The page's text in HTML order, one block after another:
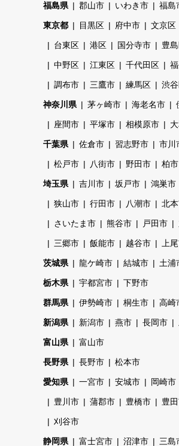
福島県 郡山市 いわき市 福島
東京都 目黒区 府中市 文京区
台東区 港区 国分寺市 豊
中野区 江東区 千代田区
調布市 三鷹市 練馬区 渋
神奈川県 茅ヶ崎市 海老名市
座間市 平塚市 相模原市
千葉県 佐倉市 習志野市 市川
松戸市 八街市 野田市 柏市
埼玉県 吉川市 坂戸市 鴻巣市
狭山市 行田市 八潮市 北
さいたま市 熊谷市 戸田市
三郷市 飯能市 越谷市 上
茨城県 龍ケ崎市 結城市 土浦
栃木県 宇都宮市 下野市
群馬県 伊勢崎市 桐生市 高崎
新潟県 新潟市 燕市 長岡市
富山県 富山市
長野県 長野市 松本市
愛知県 一宮市 安城市 岡崎市
豊川市 蒲郡市 豊橋市 豊
刈谷市
静岡県 富士宮市 沼津市 三島